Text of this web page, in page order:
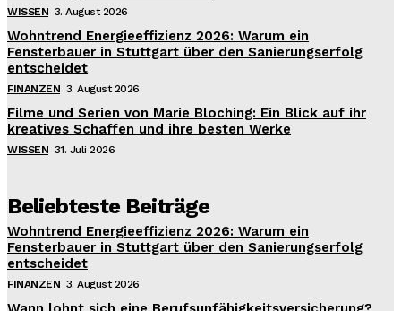
WISSEN 3. August 2026
Wohntrend Energieeffizienz 2026: Warum ein
Fensterbauer in Stuttgart über den Sanierungserfolg
entscheidet
FINANZEN 3. August 2026
Filme und Serien von Marie Bloching: Ein Blick auf ihr
kreatives Schaffen und ihre besten Werke
WISSEN 31. Juli 2026
Beliebteste Beiträge
Wohntrend Energieeffizienz 2026: Warum ein
Fensterbauer in Stuttgart über den Sanierungserfolg
entscheidet
FINANZEN 3. August 2026